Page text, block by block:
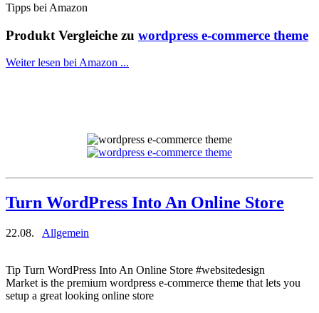
Tipps bei Amazon
Produkt Vergleiche zu wordpress e-commerce theme
Weiter lesen bei Amazon ...
Turn WordPress Into An Online Store
22.08. Allgemein
Tip Turn WordPress Into An Online Store #websitedesign
Market is the premium wordpress e-commerce theme that lets you
setup a great looking online store